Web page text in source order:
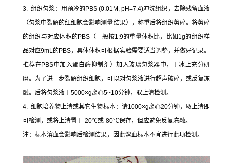
3. 组织匀浆：用预冷的PBS (0.01M, pH=7.4)冲洗组织，去除残留血液
（匀浆中裂解的红细胞会影响测量结果），称重后将组织剪碎。将剪碎
的组织与对应体积的PBS（一般按1:9的重量体积比，比如1g的组织样
品对应9mL的PBS，具体体积可根据实验需要适当调整，并做好记录。
推荐在PBS中加入蛋白酶抑制剂）加入玻璃匀浆器中，于冰上充分研
磨。为了进一步裂解组织细胞，可以对匀浆液进行超声破碎，或反复冻
融。后将匀浆液于5000×g离心5~10分钟，取上清检测。
4. 细胞培养物上清或其它生物标本：请1000×g离心20分钟，取上清即
可检测，或将上清置于-20℃或-80℃保存，但应避免反复冻融。
注：标本溶血会影响后检测结果，因此溶血标本不宜进行此项检测。